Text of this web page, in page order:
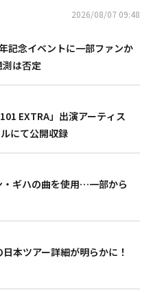
2026/08/07 09:48
記念イベントに一部ファンか
は否定
EXTRA」出演アーティス
にて公開収録
ギハの曲を使用…一部から
本ツアー詳細が明らかに！